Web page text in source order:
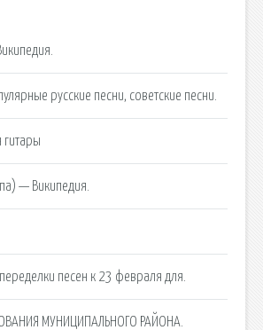
русские песни, советские песни.
гитары
— Википедия.
песен к 23 февраля для.
МУНИЦИПАЛЬНОГО РАЙОНА.